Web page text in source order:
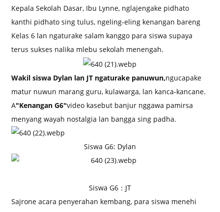
Kepala Sekolah Dasar, Ibu Lynne, nglajengake pidhato
kanthi pidhato sing tulus, ngeling-eling kenangan bareng
Kelas 6 lan ngaturake salam kanggo para siswa supaya
terus sukses nalika mlebu sekolah menengah.
Wakil siswa Dylan lan JT ngaturake panuwun,ngucapake
matur nuwun marang guru, kulawarga, lan kanca-kancane.
A"Kenangan G6"video kasebut banjur nggawa pamirsa
menyang wayah nostalgia lan bangga sing padha.
Siswa G6: Dylan
Siswa G6：JT
Sajrone acara penyerahan kembang, para siswa menehi